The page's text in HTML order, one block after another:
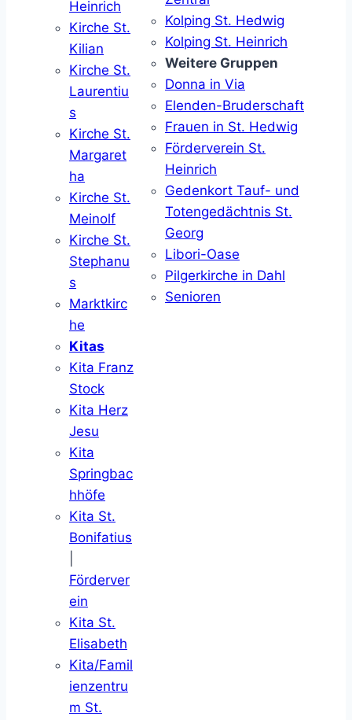
Heinrich
Kirche St.
Kilian
Kirche St.
Laurentiu
s
Kirche St.
Margaret
ha
Kirche St.
Meinolf
Kirche St.
Stephanu
s
Marktkirc
he
Kitas
Kita Franz
Stock
Kita Herz
Jesu
Kita
Springbac
hhöfe
Kita St.
Bonifatius
Förderver
ein
Kita St.
Elisabeth
Kita/Famil
ienzentru
m St.
Kolping St. Hedwig
Kolping St. Heinrich
Weitere Gruppen
Donna in Via
Elenden-Bruderschaft
Frauen in St. Hedwig
Förderverein St.
Heinrich
Gedenkort Tauf- und
Totengedächtnis St.
Georg
Libori-Oase
Pilgerkirche in Dahl
Senioren